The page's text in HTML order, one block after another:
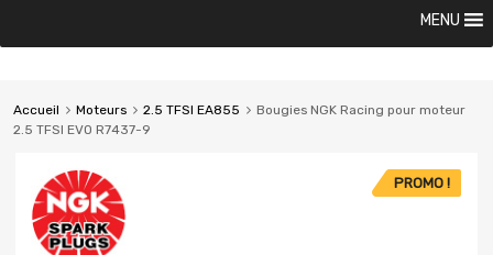
MENU
Accueil Moteurs 2.5 TFSI EA855
Bougies NGK Racing pour moteur
2.5 TFSI EVO R7437-9
PROMO !